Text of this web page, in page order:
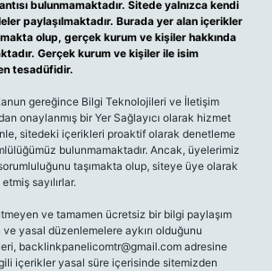
bulunmamaktadır. Sitede yalnızca kendi
paylaşılmaktadır. Burada yer alan içerikler
olup, gerçek kurum ve kişiler hakkında
Gerçek kurum ve kişiler ile isim
tesadüfidir.
gereğince Bilgi Teknolojileri ve İletişim
onaylanmış bir Yer Sağlayıcı olarak hizmet
sitedeki içerikleri proaktif olarak denetleme
bulunmamaktadır. Ancak, üyelerimiz
taşımakta olup, siteye üye olarak
sayılırlar.
ve tamamen ücretsiz bir bilgi paylaşım
yasal düzenlemelere aykırı olduğunu
backlinkpanelicomtr@gmail.com adresine
içerikler yasal süre içerisinde sitemizden